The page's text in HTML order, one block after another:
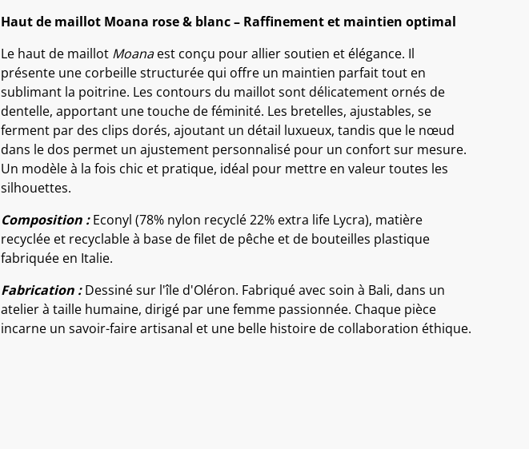
Haut de maillot Moana rose & blanc – Raffinement et maintien optimal
Le haut de maillot Moanaest conçu pour allier soutien et élégance. Il
présente une corbeille structurée qui offre un maintien parfait tout en
sublimant la poitrine. Les contours du maillot sont délicatement ornés de
dentelle, apportant une touche de féminité. Les bretelles, ajustables, se
ferment par des clips dorés, ajoutant un détail luxueux, tandis que le nœud
dans le dos permet un ajustement personnalisé pour un confort sur mesure.
Un modèle à la fois chic et pratique, idéal pour mettre en valeur toutes les
silhouettes.
Composition :Econyl (78% nylon recyclé 22% extra life Lycra), matière
recyclée et recyclable à base de filet de pêche et de bouteilles plastique
fabriquée en Italie.
Fabrication :Dessiné sur l'île d'Oléron. Fabriqué avec soin à Bali, dans un
atelier à taille humaine, dirigé par une femme passionnée. Chaque pièce
incarne un savoir-faire artisanal et une belle histoire de collaboration éthique.